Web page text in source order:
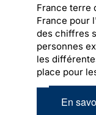
France terre
France pour
des chiffres
personnes
les
place pour
En